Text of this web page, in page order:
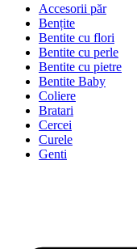
Accesorii păr
Bențite
Bentite cu flori
Bentite cu perle
Bentite cu pietre
Bentite Baby
Coliere
Bratari
Cercei
Curele
Genti